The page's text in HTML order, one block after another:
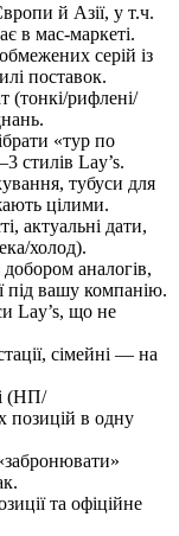
й Азії, у т.ч.
в мас-маркеті.
серій із
поставок.
(тонкі/рифлені/
«тур по
стилів Lay’s.
тубуси для
цілими.
актуальні дати,
холод).
аналогів,
під вашу компанію.
Lay’s, що не
сімейні — на
(НП/
позицій в одну
та офіційне